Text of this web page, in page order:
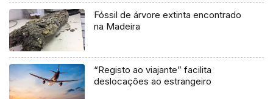
Fóssil de árvore extinta encontrado
na Madeira
“Registo ao viajante” facilita
deslocações ao estrangeiro